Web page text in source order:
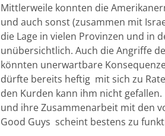
Mittlerweile konnten die
und auch sonst (zusammen mit
die Lage in vielen Provinzen und in
unübersichtlich. Auch die Angriffe
könnten unerwartbare
dürfte bereits heftig mit sich zu
den Kurden kann ihm nicht
und ihre Zusammenarbeit mit den
Good Guys scheint bestens zu